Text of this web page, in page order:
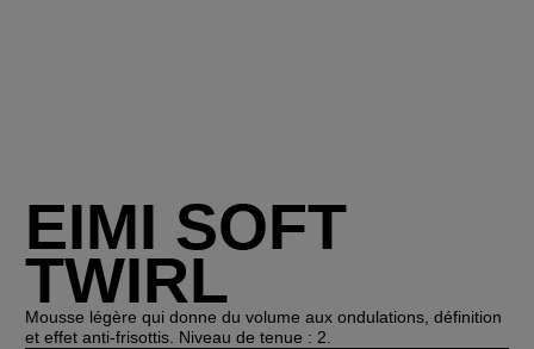
EIMI SOFT
TWIRL
Mousse légère qui donne du volume aux ondulations, définition
et effet anti-frisottis. Niveau de tenue : 2.